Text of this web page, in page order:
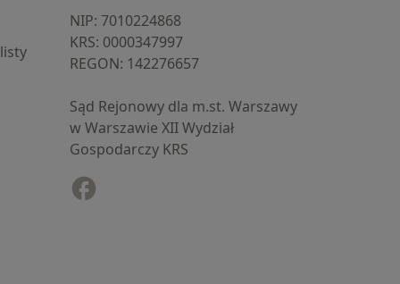
NIP: ⁠7010224868
KRS: ⁠0000347997
REGON: ⁠142276657
Sąd Rejonowy dla m.st. Warszawy
w Warszawie XII Wydział
Gospodarczy KRS